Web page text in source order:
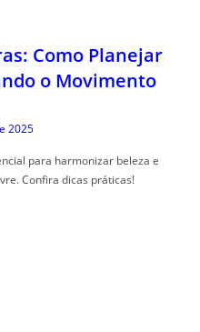
Como Planejar
o Movimento
2025
para harmonizar beleza e
Confira dicas práticas!